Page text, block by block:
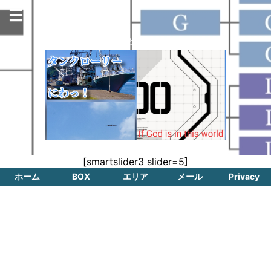
今日も名古屋の街のどこかで走っています！
[smartslider3 slider=5]
ホーム BOX エリア メール Privacy